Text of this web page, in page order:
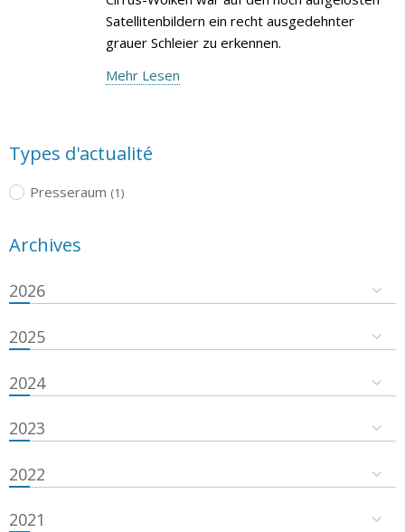
Satellitenbildern ein recht ausgedehnter
grauer Schleier zu erkennen.
Mehr Lesen
Types d'actualité
Presseraum (1)
Archives
2026
2025
2024
2023
2022
2021